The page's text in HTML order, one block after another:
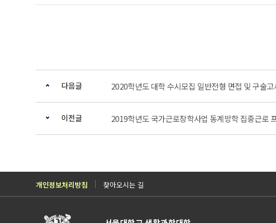
다음글 2020학년도 대학 수시모집 일반전형 면접 및 구술
이전글 2019학년도 국가근로장학사업 동계방학 집중근로
개인정보처리방침 찾아오시는 길